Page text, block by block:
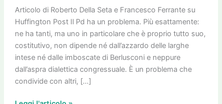
Articolo di Roberto Della Seta e Francesco Ferrante su
Huffington Post Il Pd ha un problema. Più esattamente:
ne ha tanti, ma uno in particolare che è proprio tutto suo,
costitutivo, non dipende né dall’azzardo delle larghe
intese né dalle imboscate di Berlusconi e neppure
dall’aspra dialettica congressuale. È un problema che
condivide con altri, […]
Colaninno
Jr:
quei
rapporti
opachi
tra
Pd